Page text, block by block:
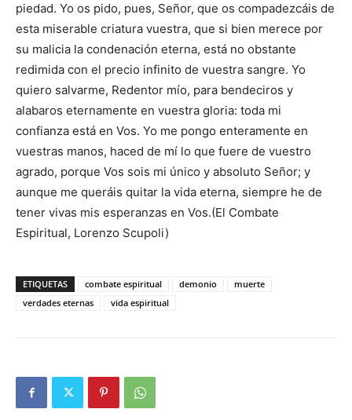
piedad. Yo os pido, pues, Señor, que os compadezcáis de
esta miserable criatura vuestra, que si bien merece por
su malicia la condenación eterna, está no obstante
redimida con el precio infinito de vuestra sangre. Yo
quiero salvarme, Redentor mío, para bendeciros y
alabaros eternamente en vuestra gloria: toda mi
confianza está en Vos. Yo me pongo enteramente en
vuestras manos, haced de mí lo que fuere de vuestro
agrado, porque Vos sois mi único y absoluto Señor; y
aunque me queráis quitar la vida eterna, siempre he de
tener vivas mis esperanzas en Vos.(El Combate
Espiritual, Lorenzo Scupoli)
ETIQUETAS combate espiritual demonio
muerte
verdades eternas
vida espiritual